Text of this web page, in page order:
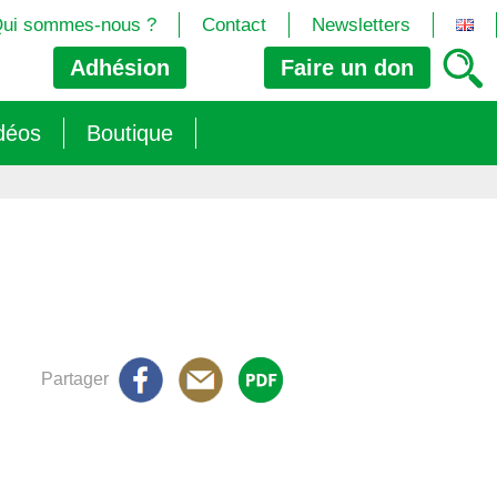
Adhésion Faire un don
sommes-nous ? Contact Newsletters
26)
» s’imposent aux législateurs européens ?
Boutique
Partager